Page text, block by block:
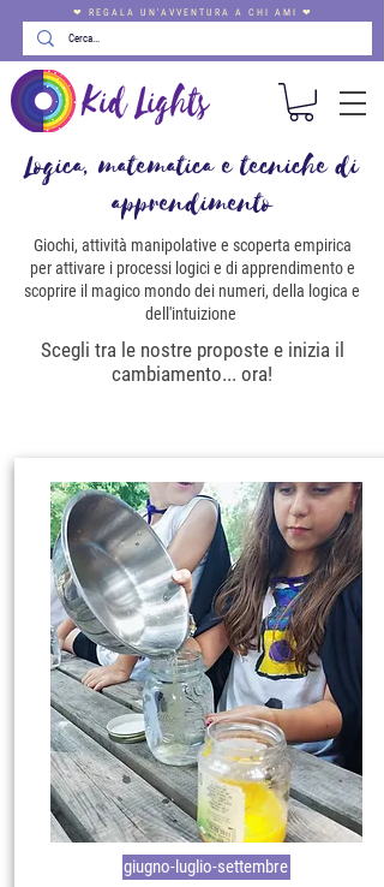
❤ REGALA UN'AVVENTURA A CHI AMI ❤
Logica, matematica e tecniche di
apprendimento
Giochi, attività manipolative e scoperta empirica
per attivare i processi logici e di apprendimento e
scoprire il magico mondo dei numeri, della logica e
dell'intuizione
Scegli tra le nostre proposte e inizia il
cambiamento... ora!
giugno-luglio-settembre